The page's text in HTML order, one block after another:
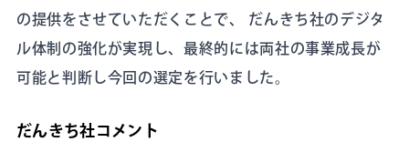
の提供をさせていただくことで、 だんきち社のデジタ
ル体制の強化が実現し、最終的には両社の事業成長が
可能と判断し今回の選定を行いました。
だんきち社コメント